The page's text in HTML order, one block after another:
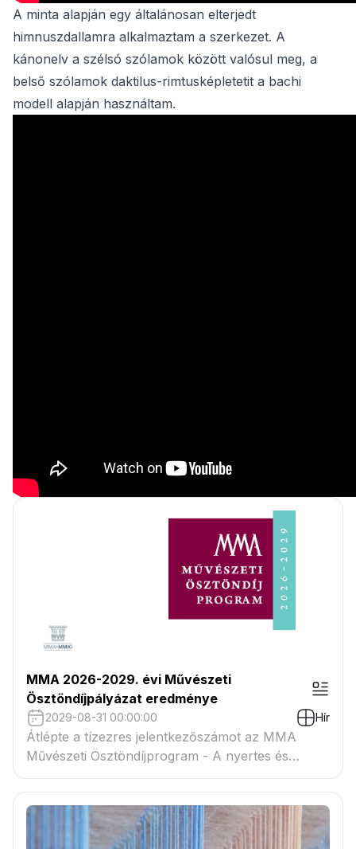
A minta alapján egy általánosan elterjedt
himnuszdallamra alkalmaztam a szerkezet. A
kánonelv a szélsó szólamok között valósul meg, a
belső szólamok daktilus-rimtusképletetit a bachi
modell alapján használtam.
MMA 2026-2029. évi Művészeti
Ösztöndíjpályázat eredménye
2029-08-31 00:00:00 Hír
Átlépte a tízezres jelentkezőszámot az MMA
Művészeti Ösztöndíjprogram - A nyertes és
tartaléklistás pályázók névsora megtekinthető a
csatolmányban